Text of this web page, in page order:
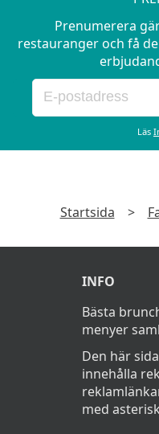
med crumbles
Prenumerera
restauranger och få
Läs
Startsida >
INFO
Bästa
menyer
Den här
innehålla
med